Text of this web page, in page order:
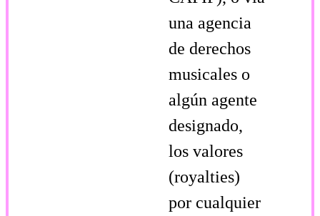
una agencia
de derechos
musicales o
algún agente
designado,
los valores
(royalties)
por cualquier